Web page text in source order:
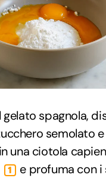
gelato spagnola,
semolato
una ciotola
1
e profuma con i